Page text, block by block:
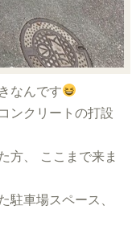
なんです
ンクリートの打設
方、 ここまで来ま
駐車場スペース、